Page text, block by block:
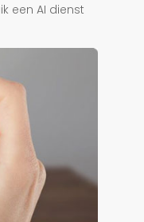
een AI dienst